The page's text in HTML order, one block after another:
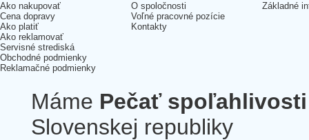
Ako nakupovať
Cena dopravy
Ako platiť
Ako reklamovať
Servisné strediská
Obchodné podmienky
Reklamačné podmienky
O spoločnosti
Voľné pracovné pozície
Kontakty
Základné
Máme Pečať spoľahlivosti
Slovenskej republiky